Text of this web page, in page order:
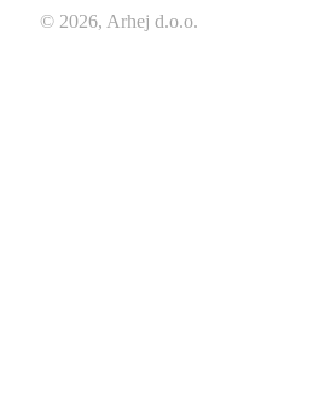
© 2026, Arhej d.o.o.